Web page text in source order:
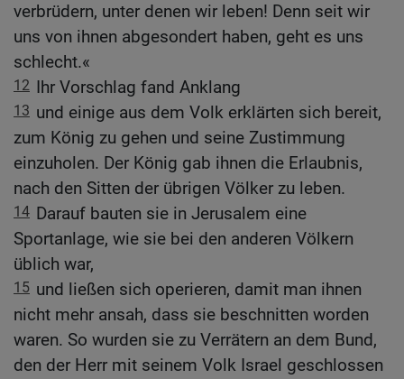
verbrüdern, unter denen wir leben! Denn seit wir
uns von ihnen abgesondert haben, geht es uns
schlecht.«
12 Ihr Vorschlag fand Anklang
13 und einige aus dem Volk erklärten sich bereit,
zum König zu gehen und seine Zustimmung
einzuholen. Der König gab ihnen die Erlaubnis,
nach den Sitten der übrigen Völker zu leben.
14 Darauf bauten sie in Jerusalem eine
Sportanlage, wie sie bei den anderen Völkern
üblich war,
15 und ließen sich operieren, damit man ihnen
nicht mehr ansah, dass sie beschnitten worden
waren. So wurden sie zu Verrätern an dem Bund,
den der Herr mit seinem Volk Israel geschlossen